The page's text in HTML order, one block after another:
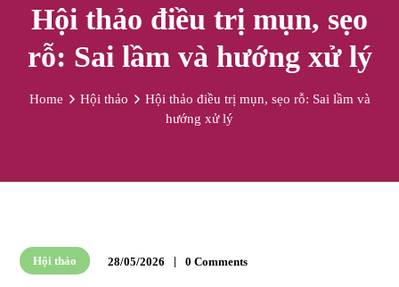
Hội thảo điều trị mụn, sẹo
rỗ: Sai lầm và hướng xử lý
Home Hội thảo
Hội thảo điều trị mụn, sẹo rỗ: Sai lầm và
hướng xử lý
Hội thảo 28/05/2026 0 Comments